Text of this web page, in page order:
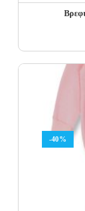
-40%